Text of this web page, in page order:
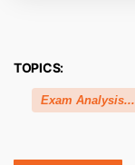
TOPICS:
Exam Analysis...